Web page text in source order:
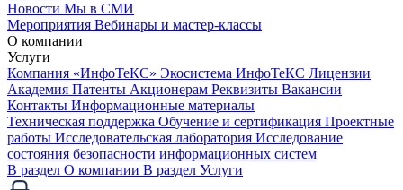
Новости Мы в СМИ
Мероприятия Вебинары и мастер-классы
О компании
Услуги
Компания «ИнфоТеКС» Экосистема ИнфоТеКС Лицензии
Академия Патенты Акционерам Реквизиты Вакансии
Контакты Информационные материалы
Техническая поддержка Обучение и сертификация Проектные
работы Исследовательская лаборатория Исследование
состояния безопасности информационных систем
В раздел О компании В раздел Услуги